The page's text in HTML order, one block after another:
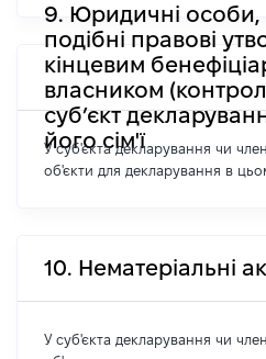
9. Юридичні особи,
подібні правові
кінцевим
власником
суб’єкт
його сім'ї
У суб'єкта декларування чи
об'єкти для декларування в
10. Нематеріальні
У суб'єкта декларування чи